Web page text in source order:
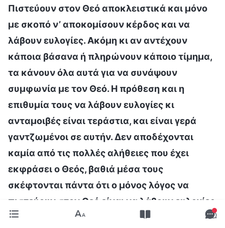
Πιστεύουν στον Θεό αποκλειστικά και μόνο
με σκοπό ν’ αποκομίσουν κέρδος και να
λάβουν ευλογίες. Ακόμη κι αν αντέχουν
κάποια βάσανα ή πληρώνουν κάποιο τίμημα,
τα κάνουν όλα αυτά για να συνάψουν
συμφωνία με τον Θεό. Η πρόθεση και η
επιθυμία τους να λάβουν ευλογίες κι
ανταμοιβές είναι τεράστια, και είναι γερά
γαντζωμένοι σε αυτήν. Δεν αποδέχονται
καμία από τις πολλές αλήθειες που έχει
εκφράσει ο Θεός, βαθιά μέσα τους
σκέφτονται πάντα ότι ο μόνος λόγος να
πιστεύουν στον Θεό είναι να λάβουν ευλογίες
και να διασφαλίσουν έναν καλό προορισμό,